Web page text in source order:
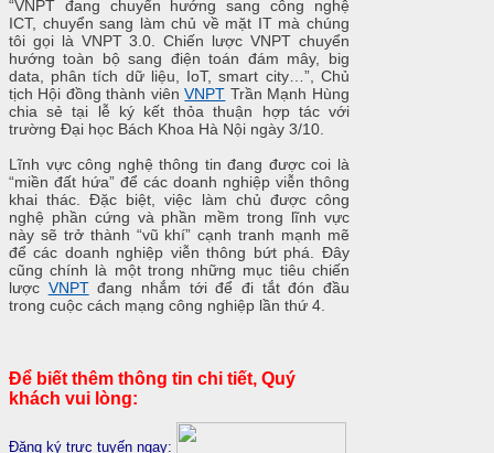
“VNPT đang chuyển hướng sang công nghệ
ICT, chuyển sang làm chủ về mặt IT mà chúng
tôi gọi là VNPT 3.0. Chiến lược VNPT chuyển
hướng toàn bộ sang điện toán đám mây, big
data, phân tích dữ liệu, IoT, smart city…”, Chủ
tịch Hội đồng thành viênVNPT Trần Mạnh Hùng
chia sẻ tại lễ ký kết thỏa thuận hợp tác với
trường Đại học Bách Khoa Hà Nội ngày 3/10.
Lĩnh vực công nghệ thông tin đang được coi là
“miền đất hứa” để các doanh nghiệp viễn thông
khai thác. Đặc biệt, việc làm chủ được công
nghệ phần cứng và phần mềm trong lĩnh vực
này sẽ trở thành “vũ khí” cạnh tranh mạnh mẽ
để các doanh nghiệp viễn thông bứt phá. Đây
cũng chính là một trong những mục tiêu chiến
lược VNPTđang nhắm tới để đi tắt đón đầu
trong cuộc cách mạng công nghiệp lần thứ 4.
Để biết thêm thông tin chi tiết, Quý
khách vui lòng:
Đăng ký trực tuyến ngay: